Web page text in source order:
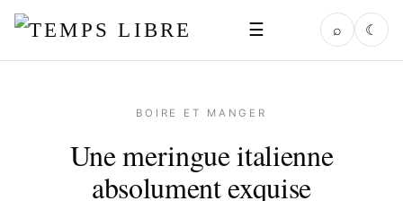
☰ ⌕ ☾
BOIRE ET MANGER
Une meringue italienne
absolument exquise